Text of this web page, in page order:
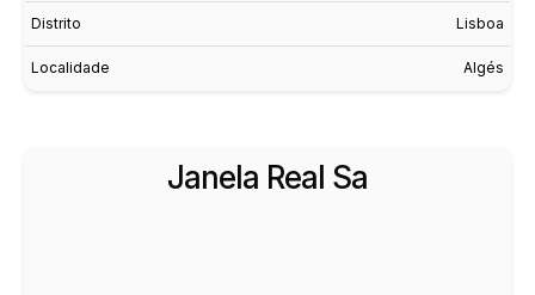
Distrito Lisboa
Localidade Algés
Janela Real Sa